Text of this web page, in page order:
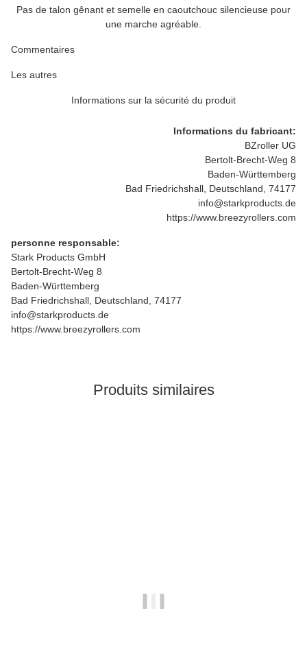
Pas de talon gênant et semelle en caoutchouc silencieuse pour
une marche agréable.
Commentaires
Les autres
Informations sur la sécurité du produit
Informations du fabricant:
BZroller UG
Bertolt-Brecht-Weg 8
Baden-Württemberg
Bad Friedrichshall, Deutschland, 74177
info@starkproducts.de
https://www.breezyrollers.com
personne responsable:
Stark Products GmbH
Bertolt-Brecht-Weg 8
Baden-Württemberg
Bad Friedrichshall, Deutschland, 74177
info@starkproducts.de
https://www.breezyrollers.com
Produits similaires